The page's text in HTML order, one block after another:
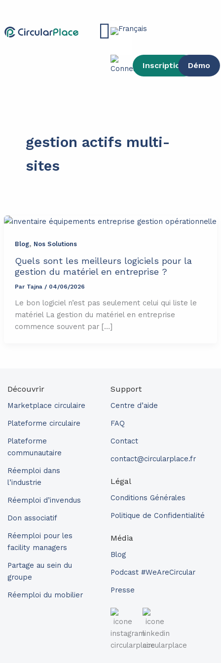
contenu
Main
Inscription Démo
gestion actifs multi-
sites
Blog, Nos Solutions
Quels sont les meilleurs logiciels pour la
gestion du matériel en entreprise ?
Par Tajna / 04/06/2026
Le bon logiciel n’est pas seulement celui qui liste le
matériel La gestion du matériel en entreprise
commence souvent par […]
Découvrir
Marketplace circulaire
Plateforme circulaire
Plateforme
communautaire
Réemploi dans
l’industrie
Réemploi d’invendus
Don associatif
Réemploi pour les
facility managers
Partage au sein du
groupe
Réemploi du mobilier
Support
Centre d’aide
FAQ
Contact
contact@circularplace.fr
Légal
Conditions Générales
Politique de Confidentialité
Média
Blog
Podcast #WeAreCircular
Presse